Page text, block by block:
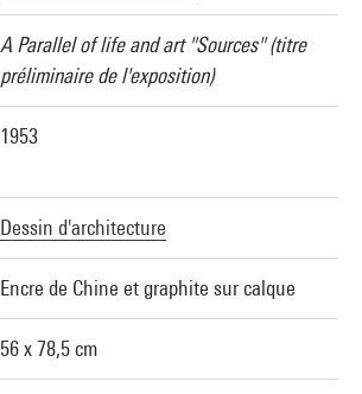
A Parallel of life and art "Sources" (titre
préliminaire de l'exposition)
1953
Dessin d'architecture
Encre de Chine et graphite sur calque
56 x 78,5 cm